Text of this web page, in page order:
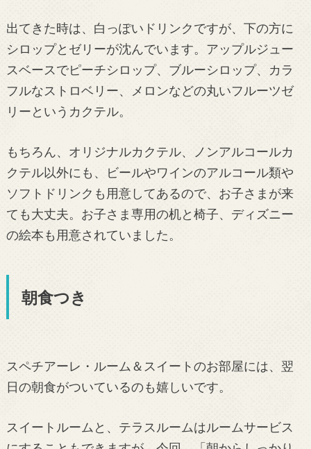
出てきた時は、白っぽいドリンクですが、下の方に
シロップとゼリーが沈んでいます。アップルジュー
スベースでピーチシロップ、ブルーシロップ、カラ
フルなストロベリー、メロンなどの丸いフルーツゼ
リーというカクテル。
もちろん、オリジナルカクテル、ノンアルコールカ
クテル以外にも、ビールやワインのアルコール類や
ソフトドリンクも用意してあるので、お子さまが来
ても大丈夫。お子さま専用の机と椅子、ディズニー
の絵本も用意されていました。
朝食つき
スペチアーレ・ルーム＆スイートのお部屋には、翌
日の朝食がついているのも嬉しいです。
スイートルームと、テラスルームはルームサービス